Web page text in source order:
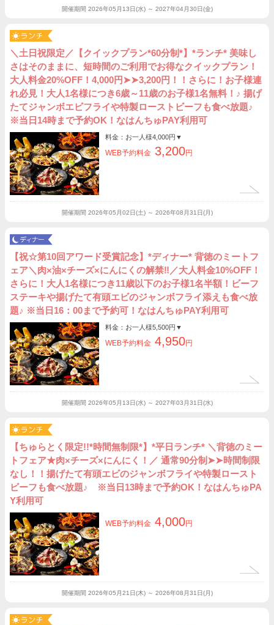
開催期間 2026年05月13日(水) ～ 2027年04月30日(金)
＼土日祝限定／【クイックプラン*60分制*】*ランチ* 美味し
さはそのままに、短時間のご利用でお得なクイックプラン！
大人料金20%OFF！4,000円➤➤3,200円！！さらに！お子様連
れ必見！大人1名様につき6歳～11歳のお子様1名無料！♪ 揚げ
たてジャンボエビフライや特製ローストビーフも食べ放題♪
※当日14時まで予約OK！なはんちゅPAY利用可
料金：お一人様4,000円 ▼
WEB予約料金 3,200円
開催期間 2026年05月02日(土) ～ 2026年08月31日(月)
【祝☆第10回アワード受賞記念】*ディナー* 背徳のミートフ
ェア＼肉×油×チーズ×にんにくの解禁‼︎／大人料金10%OFF！
さらに！大人1名様につき11歳以下のお子様1名半額！ビーフ
ステーキや揚げたて有頭エビのジャンボフライ添えも食べ放
題♪ ※当日16：00まで予約可！なはんちゅPAY利用可
料金：お一人様5,500円 ▼
WEB予約料金 4,950円
開催期間 2026年05月13日(水) ～ 2027年03月31日(水)
【ちゅらとく限定!!*時間無制限*】*平日ランチ* ＼背徳のミー
トフェア★肉×チーズ×にんにく！／ 通常90分制➤➤時間制限
なし！！揚げたて有頭エビのジャンボフライや特製ロースト
ビーフも食べ放題♪ ※当日13時まで予約OK！なはんちゅPA
Y利用可
WEB予約料金 4,000円
開催期間 2026年05月21日(木) ～ 2026年08月31日(月)